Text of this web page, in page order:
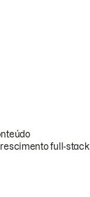
full-stack